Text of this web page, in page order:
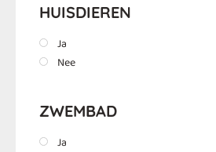
HUISDIEREN
Ja
Nee
ZWEMBAD
Ja